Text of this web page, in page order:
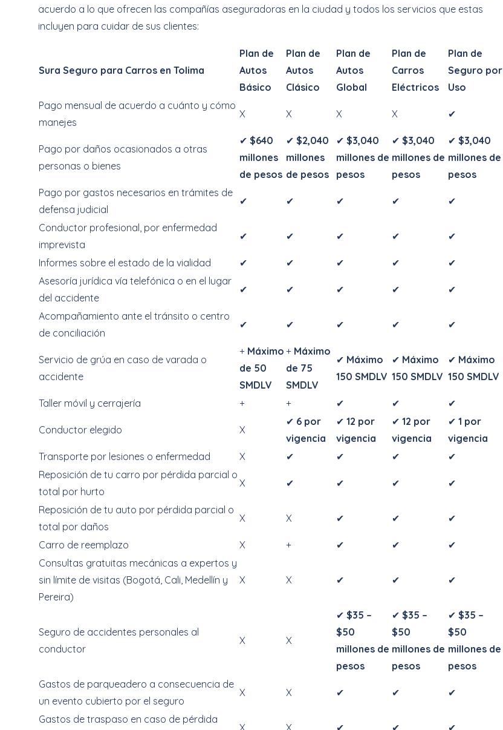
acuerdo a lo que ofrecen las compañías aseguradoras en la ciudad y todos los servicios que estas
incluyen para cuidar de sus clientes:
Sura Seguro para Carros en Tolima
Plan de
Autos
Básico
Plan de
Autos
Clásico
Plan de
Autos
Global
Plan de
Carros
Eléctricos
Plan de
Seguro por
Uso
Pago mensual de acuerdo a cuánto y cómo
manejes
X X X X ✔
Pago por daños ocasionados a otras
personas o bienes
✔ $640
millones
de pesos
✔ $2,040
millones
de pesos
✔ $3,040
millones de
pesos
✔ $3,040
millones de
pesos
✔ $3,040
millones de
pesos
Pago por gastos necesarios en trámites de
defensa judicial
✔ ✔ ✔ ✔ ✔
Conductor profesional, por enfermedad
imprevista
✔ ✔ ✔ ✔ ✔
Informes sobre el estado de la vialidad ✔ ✔ ✔ ✔
✔
Asesoría jurídica vía telefónica o en el lugar
del accidente
✔ ✔ ✔ ✔ ✔
Acompañamiento ante el tránsito o centro
de conciliación
✔ ✔ ✔ ✔ ✔
Servicio de grúa en caso de varada o
accidente
+ Máximo
de 50
SMDLV
+ Máximo
de 75
SMDLV
✔ Máximo
150 SMDLV
✔ Máximo
150 SMDLV
✔ Máximo
150 SMDLV
Taller móvil y cerrajería + + ✔ ✔ ✔
Conductor elegido X
✔ 6 por
vigencia
✔ 12 por
vigencia
✔ 12 por
vigencia
✔ 1 por
vigencia
Transporte por lesiones o enfermedad
X ✔ ✔ ✔
✔
Reposición de tu carro por pérdida parcial o
total por hurto
X ✔ ✔ ✔ ✔
Reposición de tu auto por pérdida parcial o
total por daños
X X ✔ ✔ ✔
Carro de reemplazo X + ✔ ✔
✔
Consultas gratuitas mecánicas a expertos y
sin límite de visitas (Bogotá, Cali, Medellín y
Pereira)
X X ✔ ✔ ✔
Seguro de accidentes personales al
conductor
X X
✔ $35 –
$50
millones de
pesos
✔ $35 –
$50
millones de
pesos
✔ $35 –
$50
millones de
pesos
Gastos de parqueadero a consecuencia de
un evento cubierto por el seguro
X X ✔ ✔ ✔
Gastos de traspaso en caso de pérdida
X X ✔ ✔ ✔